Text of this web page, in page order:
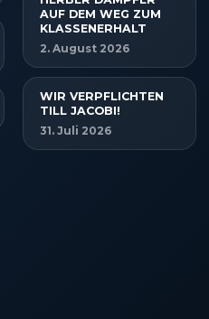
AUF DEM WEG ZUM
KLASSENERHALT
2. August 2026
WIR VERPFLICHTEN
TILL JACOBI!
31. Juli 2026